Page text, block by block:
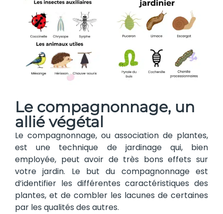
Le compagnonnage, un
allié végétal
Le compagnonnage, ou association de plantes,
est une technique de jardinage qui, bien
employée, peut avoir de très bons effets sur
votre jardin. Le but du compagnonnage est
d’identifier les différentes caractéristiques des
plantes, et de combler les lacunes de certaines
par les qualités des autres.